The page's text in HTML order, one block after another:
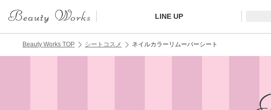
LINE UP
Beauty Works TOP シートコスメ ネイルカラーリムーバーシート